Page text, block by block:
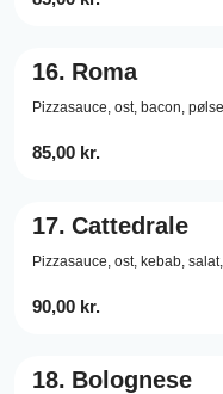
16. Roma
Pizzasauce, ost, bacon,
85,00 kr.
17. Cattedrale
Pizzasauce, ost, kebab, salat,
90,00 kr.
18. Bolognese